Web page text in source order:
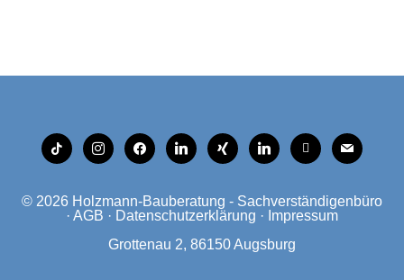
tiktok instagramfacebooklinkedinxing linkedinmobilemail
© 2026 Holzmann-Bauberatung - Sachverständigenbüro
· AGB · Datenschutzerklärung · Impressum
Grottenau 2, 86150 Augsburg